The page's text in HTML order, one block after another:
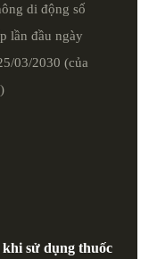
di động số
lần đầu ngày
03/2030 (của
sử dụng thuốc